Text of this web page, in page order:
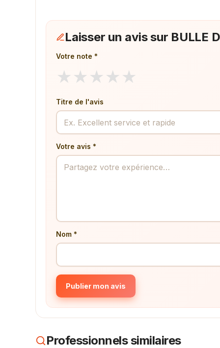
Laisser un avis sur BULLE
Votre note *
★ ★ ★ ★ ★
Titre de l'avis
Votre avis *
Nom *
Publier mon avis
Professionnels similaires